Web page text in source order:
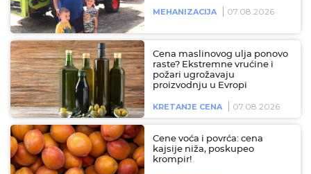
MEHANIZACIJA 07.08.2026
Cena maslinovog ulja ponovo
raste? Ekstremne vrućine i
požari ugrožavaju
proizvodnju u Evropi
KRETANJE CENA 07.08.2026
Cene voća i povrća: cena
kajsije niža, poskupeo
krompir!